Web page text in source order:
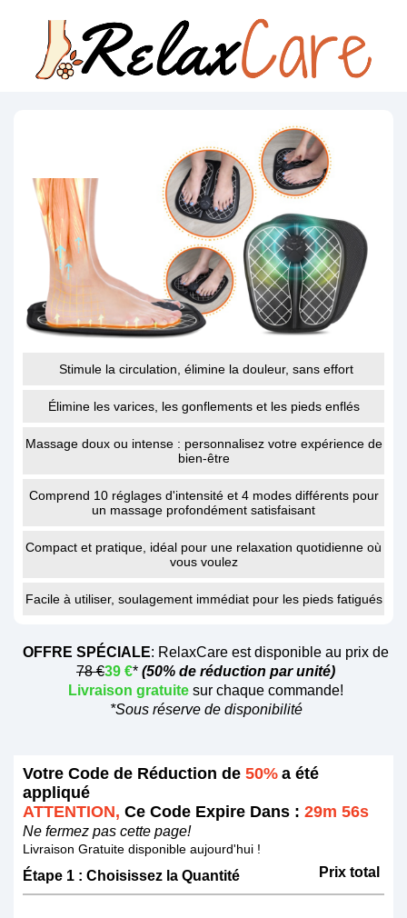
Stimule la circulation, élimine la douleur, sans effort
Élimine les varices, les gonflements et les pieds enflés
Massage doux ou intense : personnalisez votre expérience de
bien-être
Comprend 10 réglages d'intensité et 4 modes différents pour
un massage profondément satisfaisant
Compact et pratique, idéal pour une relaxation quotidienne où
vous voulez
Facile à utiliser, soulagement immédiat pour les pieds fatigués
OFFRE SPÉCIALE: RelaxCare est disponible au prix de
78 €39 €* (50% de réduction par unité)
Livraison gratuite sur chaque commande!
*Sous réserve de disponibilité
Votre Code de Réduction de 50% a été
appliqué
ATTENTION, Ce Code Expire Dans : 29m 56s
Ne fermez pas cette page!
Livraison Gratuite disponible aujourd'hui !
Étape 1 : Choisissez la Quantité Prix total